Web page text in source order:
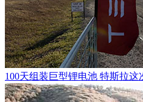
100天组装巨型锂电池 特斯拉这